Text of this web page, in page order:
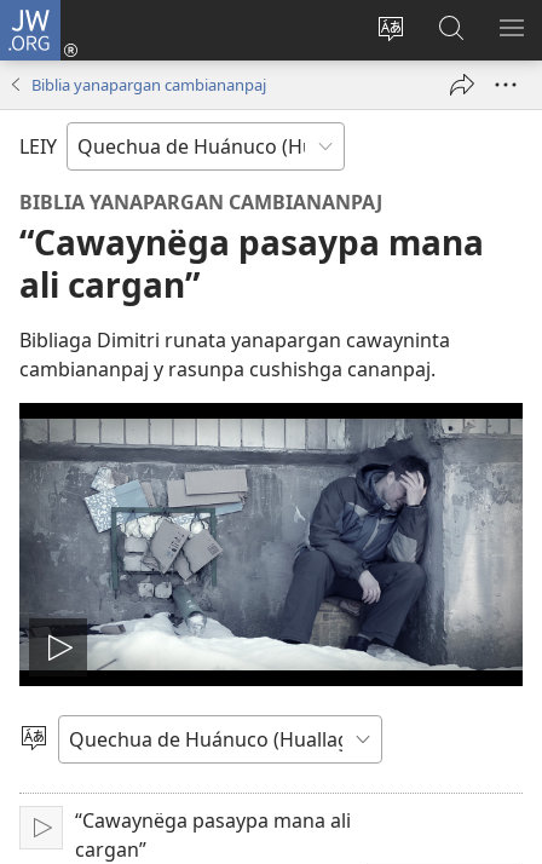
JW.ORG
Idiumata
trucachiy
Cuentayquiman
yaycuy
JW.ORG
ashiy
Biblia yanapargan cambiananpaj
LEIY
BIBLIA YANAPARGAN CAMBIANANPAJ
“Cawaynëga pasaypa mana
ali cargan”
Bibliaga Dimitri runata yanapargan cawayninta
cambiananpaj y rasunpa cushishga cananpaj.
Videuta
galaycachinapaj
Idiumata
acranapaj
Galaycachinapaj
“Cawaynëga pasaypa mana ali
cargan”